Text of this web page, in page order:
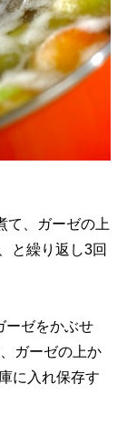
て、ガーゼの上
と繰り返し3回
ーゼをかぶせ
ガーゼの上か
に入れ保存す